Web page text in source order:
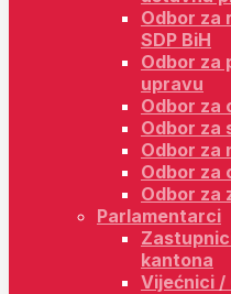
Odbor za
SDP BiH
Odbor za
upravu
Odbor za
Odbor za
Odbor za
Odbor za
Odbor za
Parlamentarci
kantona
Vijećnici /